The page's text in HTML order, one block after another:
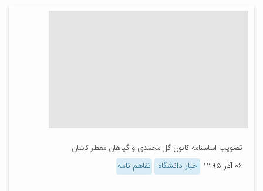
تصویب اساسنامه کانون گل محمدی و گیاهان معطر کاشان
۰۶ آذر ۱۳۹۵ اخبار دانشگاه تفاهم نامه